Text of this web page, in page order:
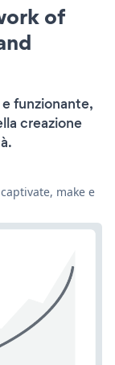
of
funzionante,
creazione
make e